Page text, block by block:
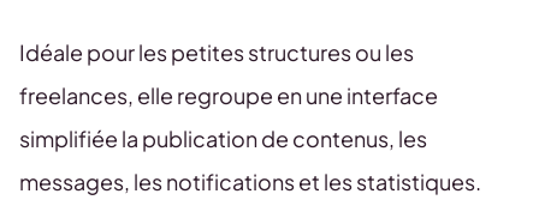
Idéale pour les petites structures ou les
freelances, elle regroupe en une interface
simplifiée la publication de contenus, les
messages, les notifications et les statistiques.